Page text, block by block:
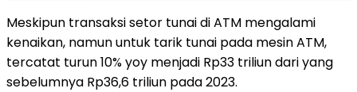
Meskipun transaksi setor tunai di ATM mengalami
kenaikan, namun untuk tarik tunai pada mesin ATM,
tercatat turun 10% yoy menjadi Rp33 triliun dari yang
sebelumnya Rp36,6 triliun pada 2023.